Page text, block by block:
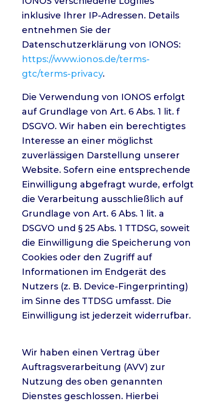
inklusive Ihrer IP-Adressen. Details
entnehmen Sie der
Datenschutzerklärung von IONOS:
https://www.ionos.de/terms-
gtc/terms-privacy.
Die Verwendung von IONOS erfolgt
auf Grundlage von Art. 6 Abs. 1 lit. f
DSGVO. Wir haben ein berechtigtes
Interesse an einer möglichst
zuverlässigen Darstellung unserer
Website. Sofern eine entsprechende
Einwilligung abgefragt wurde, erfolgt
die Verarbeitung ausschließlich auf
Grundlage von Art. 6 Abs. 1 lit. a
DSGVO und § 25 Abs. 1 TTDSG, soweit
die Einwilligung die Speicherung von
Cookies oder den Zugriff auf
Informationen im Endgerät des
Nutzers (z. B. Device-Fingerprinting)
im Sinne des TTDSG umfasst. Die
Einwilligung ist jederzeit widerrufbar.
Wir haben einen Vertrag über
Auftragsverarbeitung (AVV) zur
Nutzung des oben genannten
Dienstes geschlossen. Hierbei